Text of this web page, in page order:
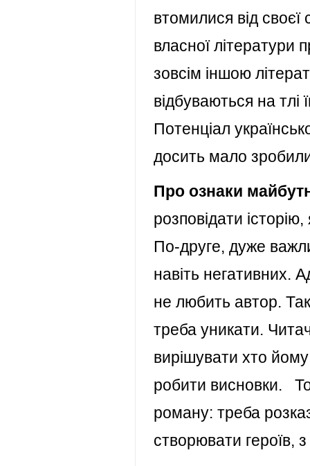
втомилися від своєї
власної літератури
зовсім іншою
відбуваються на тлі
Потенціал
досить мало
Про ознаки
розповідати
По-друге, дуже
навіть негативних.
не любить автор.
треба уникати.
вирішувати хто
робити висновки.
роману: треба
створювати героїв,